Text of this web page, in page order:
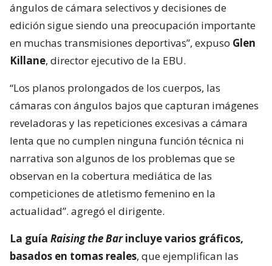
ángulos de cámara selectivos y decisiones de
edición sigue siendo una preocupación importante
en muchas transmisiones deportivas”, expuso Glen
Killane, director ejecutivo de la EBU.
“Los planos prolongados de los cuerpos, las
cámaras con ángulos bajos que capturan imágenes
reveladoras y las repeticiones excesivas a cámara
lenta que no cumplen ninguna función técnica ni
narrativa son algunos de los problemas que se
observan en la cobertura mediática de las
competiciones de atletismo femenino en la
actualidad”. agregó el dirigente.
La guía Raising the Barincluye varios gráficos,
basados en tomas reales, que ejemplifican las